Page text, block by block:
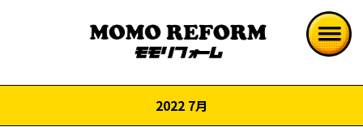
2022 7月